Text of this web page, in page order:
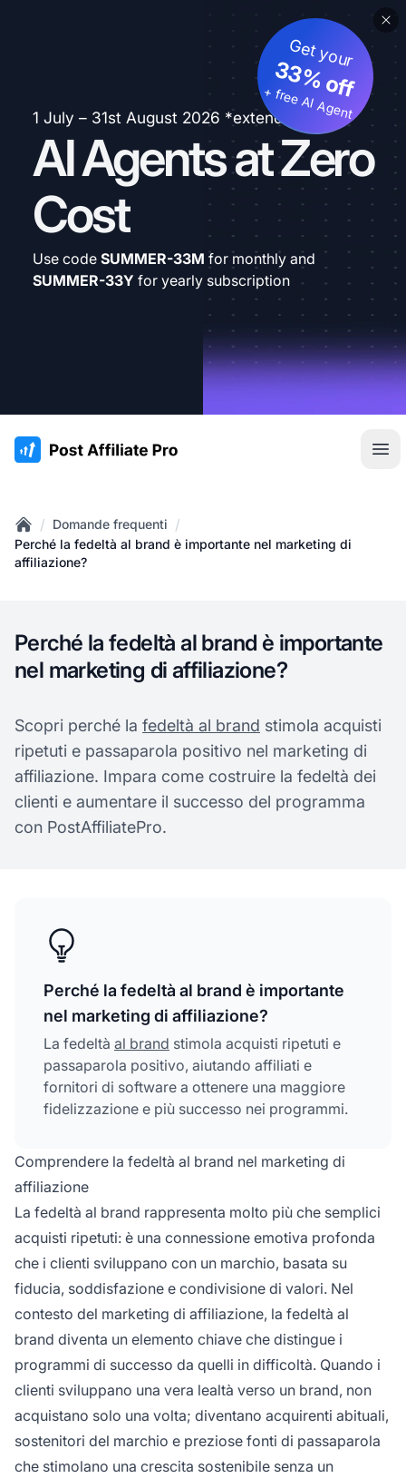
1 July – 31st August 2026 *extended
AI Agents at Zero
Cost
Get your
33% off
+ free AI Agent
Use code SUMMER-33M for monthly and
SUMMER-33Y for yearly subscription
:site.title
Home
/ Domande frequenti /
Perché la fedeltà al brand è importante nel marketing di
affiliazione?
Perché la fedeltà al brand è importante
nel marketing di affiliazione?
Scopri perché la fedeltà al brand stimola acquisti
ripetuti e passaparola positivo nel marketing di
affiliazione. Impara come costruire la fedeltà dei
clienti e aumentare il successo del programma
con PostAffiliatePro.
Perché la fedeltà al brand è importante
nel marketing di affiliazione?
La fedeltà al brand stimola acquisti ripetuti e
passaparola positivo, aiutando affiliati e
fornitori di software a ottenere una maggiore
fidelizzazione e più successo nei programmi.
Comprendere la fedeltà al brand nel marketing di
affiliazione
La fedeltà al brand rappresenta molto più che semplici
acquisti ripetuti: è una connessione emotiva profonda
che i clienti sviluppano con un marchio, basata su
fiducia, soddisfazione e condivisione di valori. Nel
contesto del marketing di affiliazione, la fedeltà al
brand diventa un elemento chiave che distingue i
programmi di successo da quelli in difficoltà. Quando i
clienti sviluppano una vera lealtà verso un brand, non
acquistano solo una volta; diventano acquirenti abituali,
sostenitori del marchio e preziose fonti di passaparola
che stimolano una crescita sostenibile senza un